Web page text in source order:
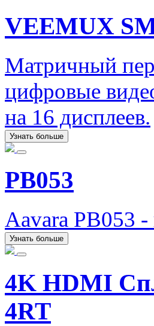
VEEMUX
Матричный
цифровые
на 16 дисплеев.
Узнать больше
PB053
Aavara PB053
Узнать больше
4K HDMI
4RT